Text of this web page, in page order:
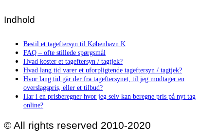
Indhold
Bestil et tageftersyn til København K
FAQ – ofte stillede spørgsmål
Hvad koster et tageftersyn / tagtjek?
Hvad lang tid varer et uforpligtende tageftersyn / tagtjek?
Hvor lang tid går der fra tageftersynet, til jeg modtager en
overslagspris, eller et tilbud?
Har i en prisberegner hvor jeg selv kan beregne pris på nyt tag
online?
© All rights reserved 2010-2020